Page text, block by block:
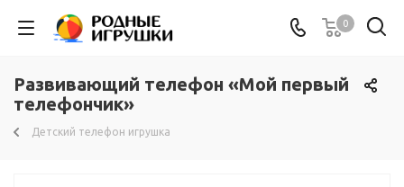
0
Развивающий телефон «Мой первый
телефончик»
Детский телефон игрушка